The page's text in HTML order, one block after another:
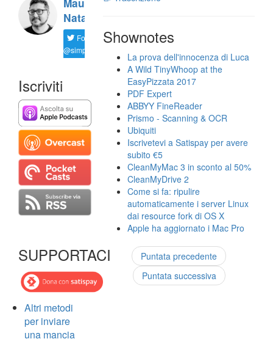
Maurizio
Natali
Follow
@simplemal
Iscriviti
SUPPORTACI
Altri metodi
per inviare
una mancia
Shownotes
La prova dell'innocenza di Luca
A Wild TinyWhoop at the
EasyPizzata 2017
PDF Expert
ABBYY FineReader
Prismo - Scanning & OCR
Ubiquiti
Iscrivetevi a Satispay per avere
subito €5
CleanMyMac 3 in sconto al 50%
CleanMyDrive 2
Come si fa: ripulire
automaticamente i server Linux
dai resource fork di OS X
Apple ha aggiornato i Mac Pro
Puntata precedente
Puntata successiva